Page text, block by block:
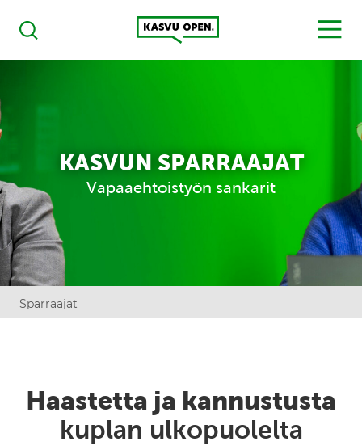
Haku
Kasvu Open
MENU
KASVUN SPARRAAJAT
Vapaaehtoistyön sankarit
Sparraajat
Haastetta ja kannustusta
kuplan ulkopuolelta